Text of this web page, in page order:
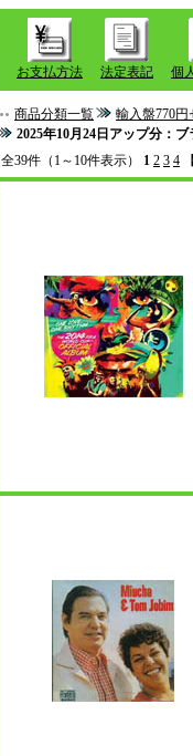
お支払方法 法定表記 個
商品分類一覧
輸入盤770円
2025年10月24日アップ分：
全39件（1～10件表示） 1 2 3 4